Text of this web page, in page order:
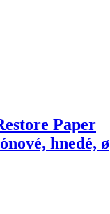
Paper
hnedé, ø